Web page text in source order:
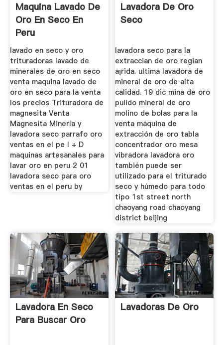
Maquina Lavado De
Oro En Seco En
Peru
lavado en seco y oro
trituradoras lavado de
minerales de oro en seco
venta maquina lavado de
oro en seco para la venta
los precios Trituradora de
magnesita Venta
Magnesita Minería y
lavadora seco parrafo oro
ventas en el pe I + D
maquinas artesanales para
lavar oro en peru 2 01
lavadora seco para oro
ventas en el peru by
Lavadora De Oro
Seco
lavadora seco para la
extraccian de oro regian
a¡rida. ultima lavadora de
mineral de oro de alta
calidad. 19 dic mina de oro
pulido mineral de oro
molino de bolas para la
venta máquina de
extracción de oro tabla
concentrador oro mesa
vibradora lavadora oro
también puede ser
utilizado para el triturado
seco y húmedo para todo
tipo 1st street north
chaoyang road chaoyang
district beijing
Lavadora En Seco
Para Buscar Oro
Lavadoras De Oro